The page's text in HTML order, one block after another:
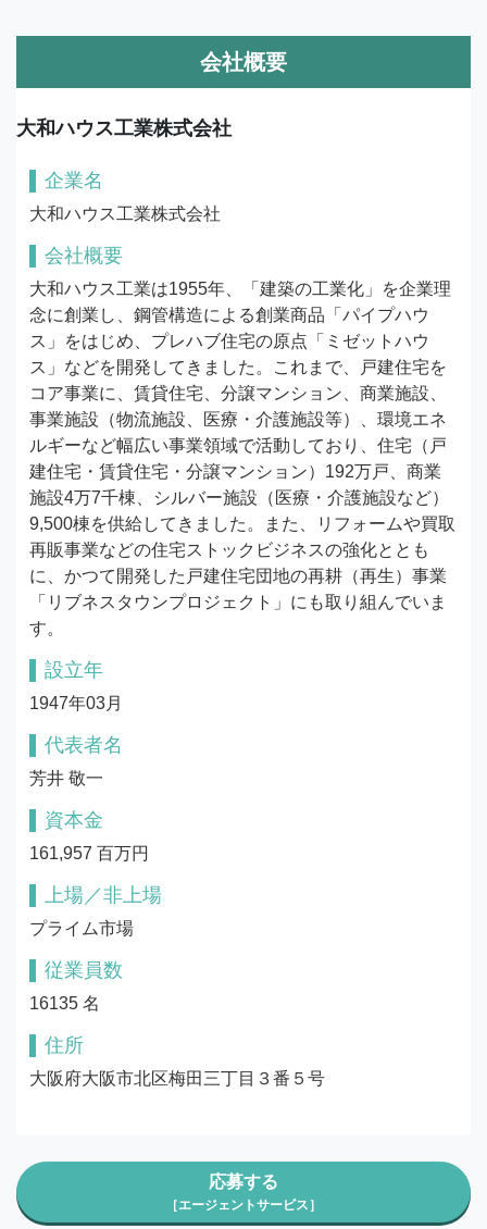
会社概要
大和ハウス工業株式会社
企業名
大和ハウス工業株式会社
会社概要
大和ハウス工業は1955年、「建築の工業化」を企業理
念に創業し、鋼管構造による創業商品「パイプハウ
ス」をはじめ、プレハブ住宅の原点「ミゼットハウ
ス」などを開発してきました。これまで、戸建住宅を
コア事業に、賃貸住宅、分譲マンション、商業施設、
事業施設（物流施設、医療・介護施設等）、環境エネ
ルギーなど幅広い事業領域で活動しており、住宅（戸
建住宅・賃貸住宅・分譲マンション）192万戸、商業
施設4万7千棟、シルバー施設（医療・介護施設など）
9,500棟を供給してきました。また、リフォームや買取
再販事業などの住宅ストックビジネスの強化ととも
に、かつて開発した戸建住宅団地の再耕（再生）事業
「リブネスタウンプロジェクト」にも取り組んでいま
す。
設立年
1947年03月
代表者名
芳井 敬一
資本金
161,957 百万円
上場／非上場
プライム市場
従業員数
16135 名
住所
大阪府大阪市北区梅田三丁目３番５号
応募する
［エージェントサービス］